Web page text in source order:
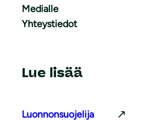
Medialle
Yhteystiedot
Lue lisää
Luonnonsuojelija